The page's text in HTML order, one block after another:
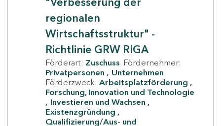
regionalen
Wirtschaftsstruktur" -
Richtlinie GRW RIGA
Förderart: Zuschuss Fördernehmer:
Privatpersonen
Unternehmen
Förderzweck: Arbeitsplatzförderung
Forschung, Innovation und Technologie
Investieren und Wachsen
Existenzgründung
Qualifizierung/Aus- und